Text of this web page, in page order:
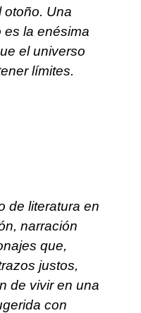
otoño. Una
es la enésima
el universo
límites.
de literatura en
narración
que,
justos,
de vivir en una
con